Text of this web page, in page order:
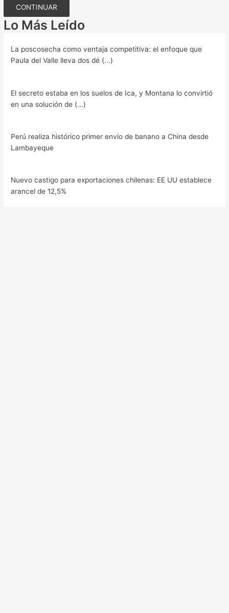
CONTINUAR
Lo Más Leído
La poscosecha como ventaja competitiva: el enfoque que
Paula del Valle lleva dos dé (...)
El secreto estaba en los suelos de Ica, y Montana lo convirtió
en una solución de (...)
Perú realiza histórico primer envío de banano a China desde
Lambayeque
Nuevo castigo para exportaciones chilenas: EE UU establece
arancel de 12,5%